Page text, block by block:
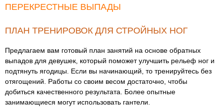
ПЕРЕКРЕСТНЫЕ ВЫПАДЫ
ПЛАН ТРЕНИРОВОК ДЛЯ СТРОЙНЫХ НОГ
Предлагаем вам готовый план занятий на основе обратных
выпадов для девушек, который поможет улучшить рельеф ног и
подтянуть ягодицы. Если вы начинающий, то тренируйтесь без
отягощений. Работы со своим весом достаточно, чтобы
добиться качественного результата. Более опытные
занимающиеся могут использовать гантели.